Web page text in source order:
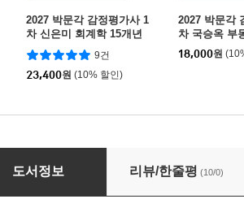
2027 박문각 감정평가사 1
차 신은미 회계학 15개년
연도별 기출문제집
9건
23,400원 (10% 할인)
2027 박문각
차 국승옥 부
1개년 연도별
18,000원
박문각 감정평가사 1차 백운정 민법 12개
도서정보 리뷰/한줄평 (10/0)